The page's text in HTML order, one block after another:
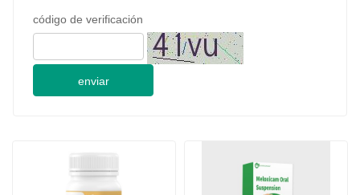
código de verificación
enviar